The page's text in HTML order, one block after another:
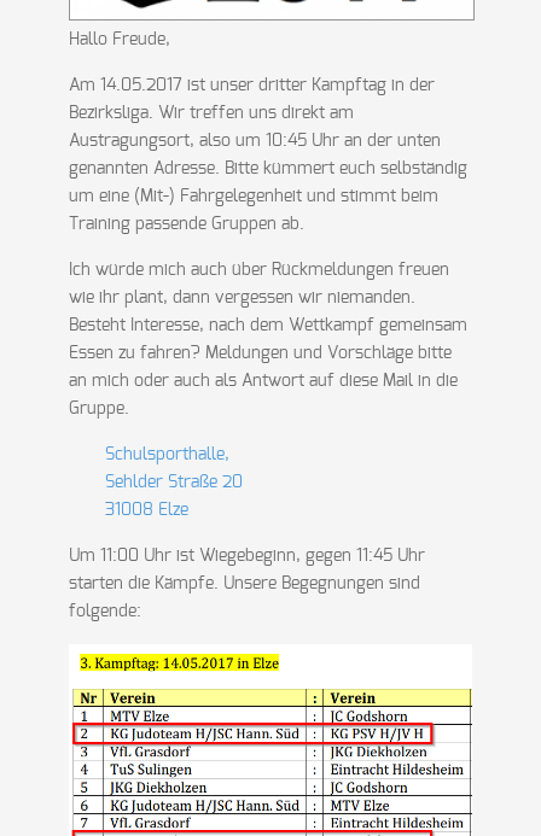
Hallo Freude,
Am 14.05.2017 ist unser dritter Kampftag in der
Bezirksliga. Wir treffen uns direkt am
Austragungsort, also um 10:45 Uhr an der unten
genannten Adresse. Bitte kümmert euch selbständig
um eine (Mit-) Fahrgelegenheit und stimmt beim
Training passende Gruppen ab.
Ich würde mich auch über Rückmeldungen freuen
wie ihr plant, dann vergessen wir niemanden.
Besteht Interesse, nach dem Wettkampf gemeinsam
Essen zu fahren? Meldungen und Vorschläge bitte
an mich oder auch als Antwort auf diese Mail in die
Gruppe.
Schulsporthalle,
Sehlder Straße 20
31008 Elze
Um 11:00 Uhr ist Wiegebeginn, gegen 11:45 Uhr
starten die Kämpfe. Unsere Begegnungen sind
folgende: